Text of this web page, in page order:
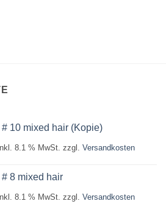
10 mixed hair (Kopie)
8.1 % MwSt. zzgl. Versandkosten
8 mixed hair
8.1 % MwSt. zzgl. Versandkosten